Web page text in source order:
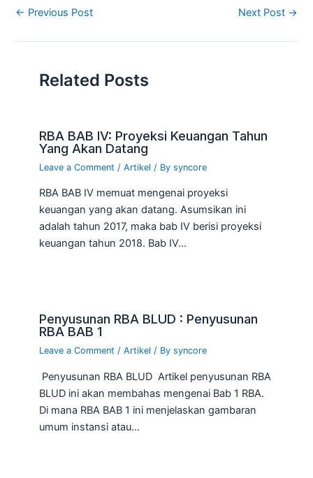
← Previous Post Next Post →
Related Posts
RBA BAB IV: Proyeksi Keuangan Tahun
Yang Akan Datang
Leave a Comment /Artikel / Bysyncore
RBA BAB IV memuat mengenai proyeksi
keuangan yang akan datang. Asumsikan ini
adalah tahun 2017, maka bab IV berisi proyeksi
keuangan tahun 2018. Bab IV…
Penyusunan RBA BLUD : Penyusunan
RBA BAB 1
Leave a Comment /Artikel / Bysyncore
Penyusunan RBA BLUD Artikel penyusunan RBA
BLUD ini akan membahas mengenai Bab 1 RBA.
Di mana RBA BAB 1 ini menjelaskan gambaran
umum instansi atau…